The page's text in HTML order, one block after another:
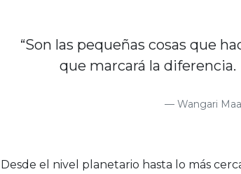
“Son las pequeñas cosas que
que marcará la
Wangari
Desde el nivel planetario hasta lo más